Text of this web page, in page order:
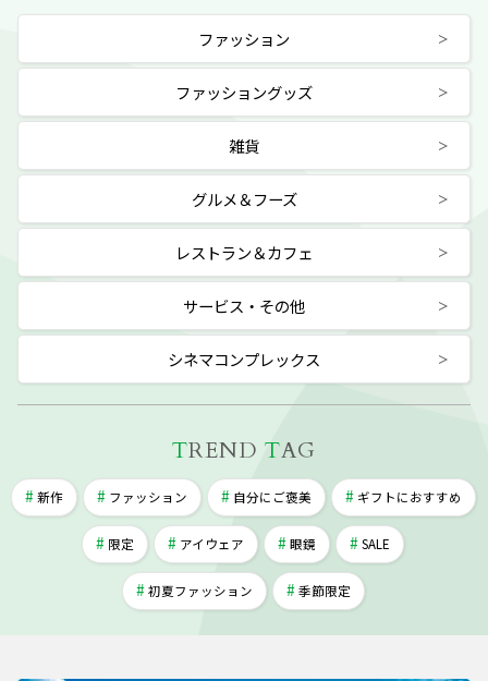
ファッション
ファッショングッズ
雑貨
グルメ＆フーズ
レストラン＆カフェ
サービス・その他
シネマコンプレックス
TREND TAG
新作 ファッション 自分にご褒美 ギフトにおすすめ
限定 アイウェア 眼鏡 SALE
初夏ファッション 季節限定